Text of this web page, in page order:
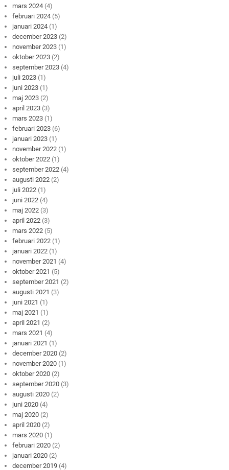
mars 2024 (4)
februari 2024 (5)
januari 2024 (1)
december 2023 (2)
november 2023 (1)
oktober 2023 (2)
september 2023 (4)
juli 2023 (1)
juni 2023 (1)
maj 2023 (2)
april 2023 (3)
mars 2023 (1)
februari 2023 (6)
januari 2023 (1)
november 2022 (1)
oktober 2022 (1)
september 2022 (4)
augusti 2022 (2)
juli 2022 (1)
juni 2022 (4)
maj 2022 (3)
april 2022 (3)
mars 2022 (5)
februari 2022 (1)
januari 2022 (1)
november 2021 (4)
oktober 2021 (5)
september 2021 (2)
augusti 2021 (3)
juni 2021 (1)
maj 2021 (1)
april 2021 (2)
mars 2021 (4)
januari 2021 (1)
december 2020 (2)
november 2020 (1)
oktober 2020 (2)
september 2020 (3)
augusti 2020 (2)
juni 2020 (4)
maj 2020 (2)
april 2020 (2)
mars 2020 (1)
februari 2020 (2)
januari 2020 (2)
december 2019 (4)